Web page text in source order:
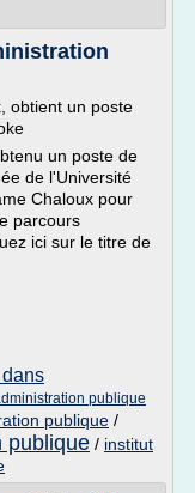
obtient un poste
un poste de
de l'Université
Chaloux pour
parcours
ici sur le titre de
publique
publique /
publique / institut